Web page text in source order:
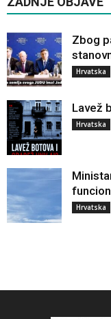
Zbog
Hrvatska
Lavež
Hrvatska
Hrvatska